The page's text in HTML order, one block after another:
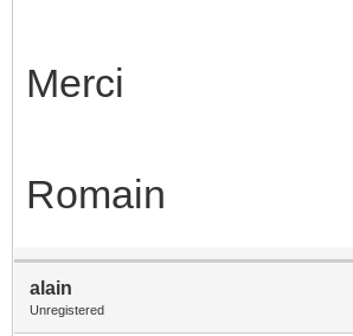
Merci
Romain
alain
Unregistered